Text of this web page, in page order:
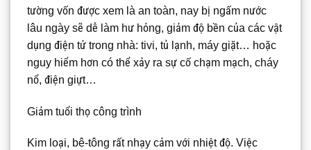
tường vốn được xem là an toàn, nay bị ngấm nước
lâu ngày sẽ dễ làm hư hỏng, giảm độ bền của các vật
dụng điện tử trong nhà: tivi, tủ lạnh, máy giặt… hoặc
nguy hiểm hơn có thể xảy ra sự cố chạm mạch, cháy
nổ, điện giựt…
Giảm tuổi thọ công trình
Kim loại, bê-tông rất nhạy cảm với nhiệt độ. Việc